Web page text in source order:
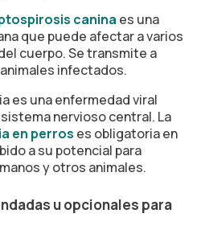
canina es una
que puede afectar a varios
cuerpo. Se transmite a
infectados.
es una enfermedad viral
nervioso central. La
en perros es obligatoria en
a su potencial para
y otros animales.
u opcionales para